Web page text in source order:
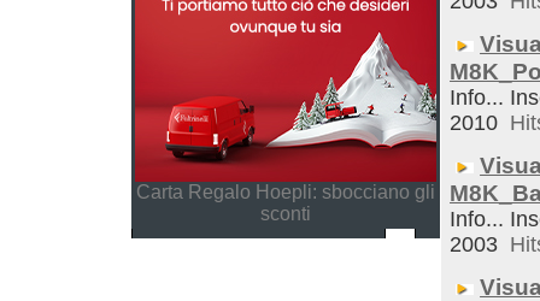
Carta Regalo Hoepli: sbocciano gli
sconti
Info...
2010
Info...
2003